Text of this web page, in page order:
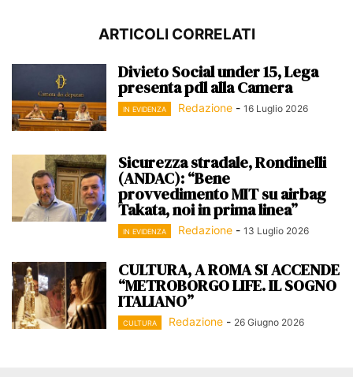
ARTICOLI CORRELATI
Divieto Social under 15, Lega
presenta pdl alla Camera
IN EVIDENZA Redazione - 16 Luglio 2026
Sicurezza stradale, Rondinelli
(ANDAC): “Bene
provvedimento MIT su airbag
Takata, noi in prima linea”
IN EVIDENZA Redazione - 13 Luglio 2026
CULTURA, A ROMA SI ACCENDE
“METROBORGO LIFE. IL SOGNO
ITALIANO”
CULTURA Redazione - 26 Giugno 2026